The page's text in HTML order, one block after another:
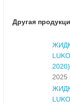
Другая
2020)
2025